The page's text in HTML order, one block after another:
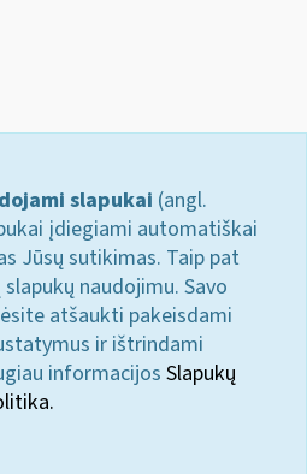
slapukai (angl.
įdiegiami automatiškai
Jūsų sutikimas. Taip pat
naudojimu. Savo
atšaukti pakeisdami
ir ištrindami
informacijos Slapukų